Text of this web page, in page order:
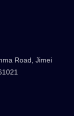
Road, Jimei